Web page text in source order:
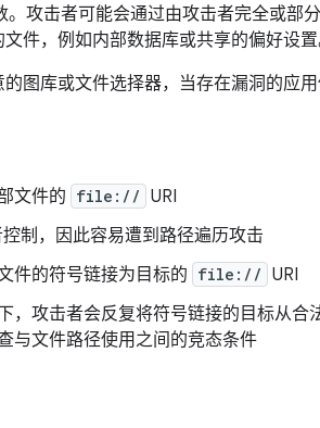
。攻击者可能会通过由攻击者完全或部
件，例如内部数据库或共享的偏好设
图库或文件选择器，当存在漏洞的应
文件的 file:// URI
制，因此容易遭到路径遍历攻击
件的符号链接为目标的 file:// URI
，攻击者会反复将符号链接的目标从合
与文件路径使用之间的竞态条件